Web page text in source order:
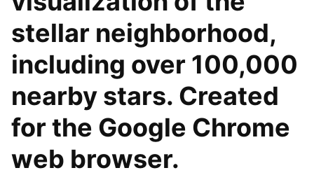
stellar neighborhood,
including over 100,000
nearby stars. Created
for the Google Chrome
web browser.